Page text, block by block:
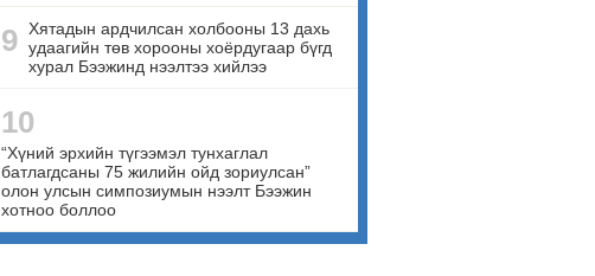
9 Хятадын ардчилсан холбооны 13 дахь
удаагийн төв хорооны хоёрдугаар бүгд
хурал Бээжинд нээлтээ хийлээ
10
“Хүний эрхийн түгээмэл тунхаглал
батлагдсаны 75 жилийн ойд зориулсан”
олон улсын симпозиумын нээлт Бээжин
хотноо боллоо